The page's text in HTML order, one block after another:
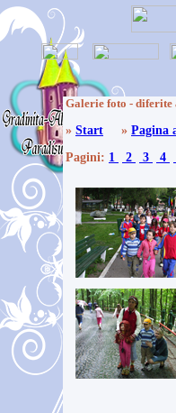
Galerie foto -
» Start » Pagina
Pagini: 1 2 3 4